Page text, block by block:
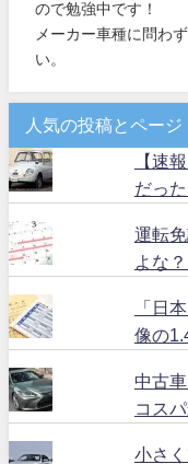
ので勉強中です！
メーカー車種に問わ
い。
人気の投稿とページ
【速
だっ
運転
よな
「日
像の
中古
コス
小さ